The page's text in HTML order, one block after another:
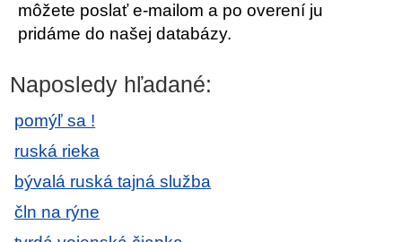
môžete poslať e-mailom a po overení ju
pridáme do našej databázy.
Naposledy hľadané:
pomýľ sa !
ruská rieka
bývalá ruská tajná služba
čln na rýne